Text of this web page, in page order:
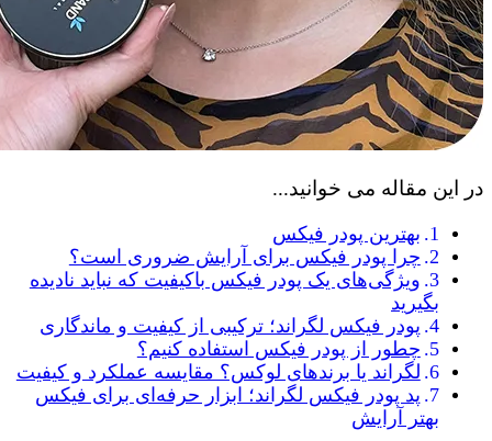
در این مقاله می خوانید...
بهترین پودر فیکس
چرا پودر فیکس برای آرایش ضروری است؟
ویژگی‌های یک پودر فیکس باکیفیت که نباید نادیده
بگیرید
پودر فیکس لگراند؛ ترکیبی از کیفیت و ماندگاری
چطور از پودر فیکس استفاده کنیم؟
لگراند یا برندهای لوکس؟ مقایسه عملکرد و کیفیت
پد پودر فیکس لگراند؛ ابزار حرفه‌ای برای فیکس
بهتر آرایش